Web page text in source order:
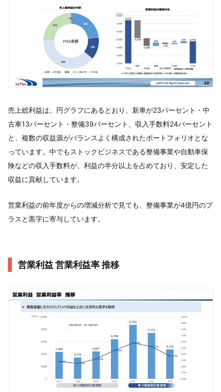
売上総利益は、円グラフにあるとおり、新車が23パーセント・中
古車13パーセント・整備39パーセント、収入手数料24パーセント
と、複数の収益源がバランスよく構成されたポートフォリオとな
っています。中でもストックビジネスである整備事業や自動車保
険などの収入手数料が、利益の半分以上を占めており、安定した
収益に貢献しています。
営業利益の前年度からの増減分析で見ても、整備事業が4億円のプ
ラスと黒字に寄与しています。
営業利益 営業利益率 推移